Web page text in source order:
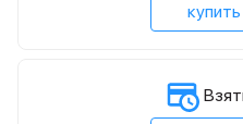
купить